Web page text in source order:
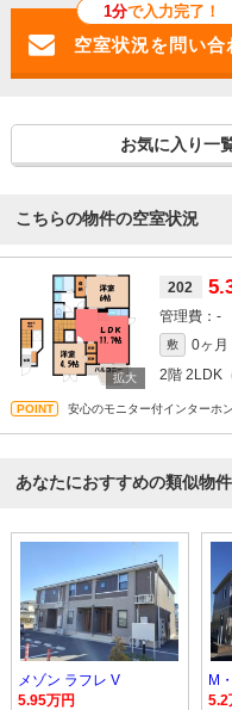
1分で入力完了！
お気に入り一
こちらの物件の空室状況
202
-
敷 0ヶ月
2階 2LDK
安心のモニター付インターホ
あなたにおすすめの類似物件
メゾン ラフレ V
5.95万円
M
5.2